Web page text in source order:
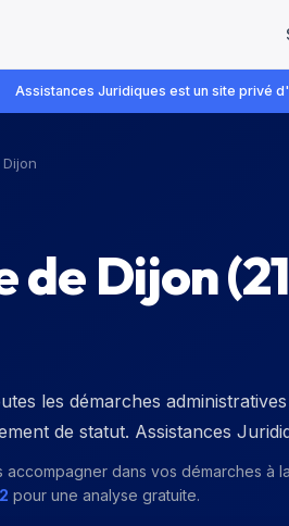
Assistances Juridiques est un site privé
de Dijon(21
les démarches
de statut. Assistances
dans vos démarches à la
pour une analyse gratuite.